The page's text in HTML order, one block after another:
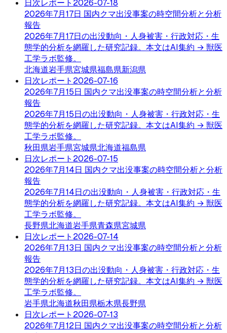
日次レポート 2026-07-18
2026年7月17日 国内クマ出没事案の時空間分析と分析
報告
2026年7月17日の出没動向・人身被害・行政対応・生
態学的分析を網羅した研究記録。本文はAI集約 → 獣医
工学ラボ監修。
北海道岩手県宮城県福島県新潟県
日次レポート 2026-07-16
2026年7月15日 国内クマ出没事案の時空間分析と分析
報告
2026年7月15日の出没動向・人身被害・行政対応・生
態学的分析を網羅した研究記録。本文はAI集約 → 獣医
工学ラボ監修。
秋田県岩手県宮城県北海道福島県
日次レポート 2026-07-15
2026年7月14日 国内クマ出没事案の時空間分析と分析
報告
2026年7月14日の出没動向・人身被害・行政対応・生
態学的分析を網羅した研究記録。本文はAI集約 → 獣医
工学ラボ監修。
長野県北海道岩手県青森県宮城県
日次レポート 2026-07-14
2026年7月13日 国内クマ出没事案の時空間分析と分析
報告
2026年7月13日の出没動向・人身被害・行政対応・生
態学的分析を網羅した研究記録。本文はAI集約 → 獣医
工学ラボ監修。
岩手県北海道秋田県栃木県長野県
日次レポート 2026-07-13
2026年7月12日 国内クマ出没事案の時空間分析と分析